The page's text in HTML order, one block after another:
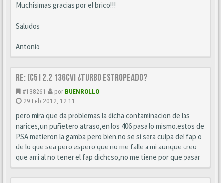
Muchísimas gracias por el brico!!!
Saludos
Antonio
Re: [C5 I 2.2 136cv] ¿turbo estropeado?
#138261 por BUENROLLO
29 Feb 2012, 12:11
pero mira que da problemas la dicha contaminacion de las
narices,un puñetero atraso,en los 406 pasa lo mismo.estos de
PSA metieron la gamba pero bien.no se si sera culpa del fap o
de lo que sea pero espero que no me falle a mi aunque creo
que ami al no tener el fap dichoso,no me tiene por que pasar